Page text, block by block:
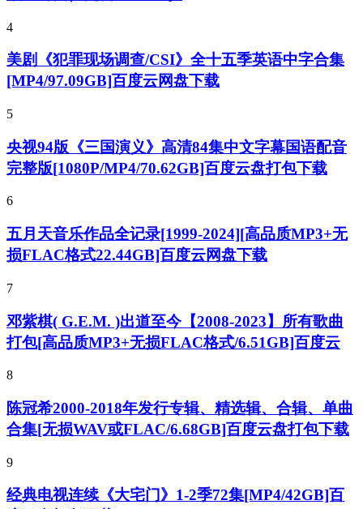
4
美剧《犯罪现场调查/CSI》全十五季英语中字合集
[MP4/97.09GB]百度云网盘下载
5
央视94版《三国演义》高清84集中文字幕国语配音
完整版[1080P/MP4/70.62GB]百度云盘打包下载
6
五月天音乐作品全记录[1999-2024][高品质MP3+无
损FLAC格式22.44GB]百度云网盘下载
7
邓紫棋( G.E.M. )出道至今【2008-2023】所有歌曲
打包[高品质MP3+无损FLAC格式/6.51GB]百度云
8
陈冠希2000-2018年发行专辑、精选辑、合辑、单曲
合集[无损WAV或FLAC/6.68GB]百度云盘打包下载
9
经典电视连续《大宅门》1-2季72集[MP4/42GB]百